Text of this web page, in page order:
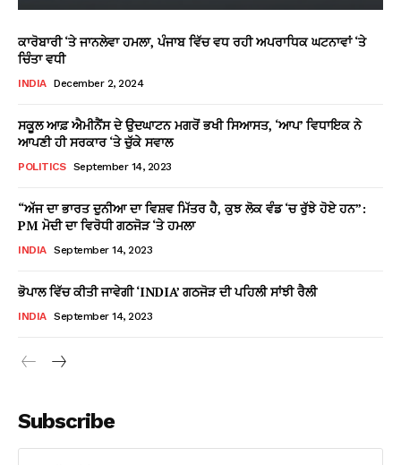
ਕਾਰੋਬਾਰੀ ‘ਤੇ ਜਾਨਲੇਵਾ ਹਮਲਾ, ਪੰਜਾਬ ਵਿੱਚ ਵਧ ਰਹੀ ਅਪਰਾਧਿਕ ਘਟਨਾਵਾਂ ‘ਤੇ
ਚਿੰਤਾ ਵਧੀ
INDIA December 2, 2024
ਸਕੂਲ ਆਫ਼ ਐਮੀਨੈਂਸ ਦੇ ਉਦਘਾਟਨ ਮਗਰੋਂ ਭਖੀ ਸਿਆਸਤ, ‘ਆਪ’ ਵਿਧਾਇਕ ਨੇ
ਆਪਣੀ ਹੀ ਸਰਕਾਰ ‘ਤੇ ਚੁੱਕੇ ਸਵਾਲ
POLITICS September 14, 2023
“ਅੱਜ ਦਾ ਭਾਰਤ ਦੁਨੀਆ ਦਾ ਵਿਸ਼ਵ ਮਿੱਤਰ ਹੈ, ਕੁਝ ਲੋਕ ਵੰਡ ‘ਚ ਰੁੱਝੇ ਹੋਏ ਹਨ”:
PM ਮੋਦੀ ਦਾ ਵਿਰੋਧੀ ਗਠਜੋੜ ‘ਤੇ ਹਮਲਾ
INDIA September 14, 2023
ਭੋਪਾਲ ਵਿੱਚ ਕੀਤੀ ਜਾਵੇਗੀ ‘INDIA’ ਗਠਜੋੜ ਦੀ ਪਹਿਲੀ ਸਾਂਝੀ ਰੈਲੀ
INDIA September 14, 2023
Subscribe